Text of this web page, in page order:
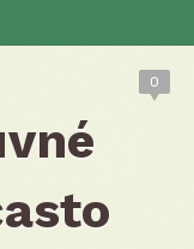
0